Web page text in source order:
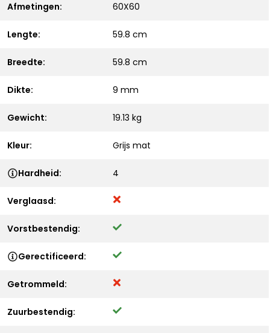
Afmetingen: 60X60
Lengte: 59.8 cm
Breedte: 59.8 cm
Dikte: 9 mm
Gewicht: 19.13 kg
Kleur: Grijs mat
Hardheid: 4
Verglaasd:
Vorstbestendig:
Gerectificeerd:
Getrommeld:
Zuurbestendig: